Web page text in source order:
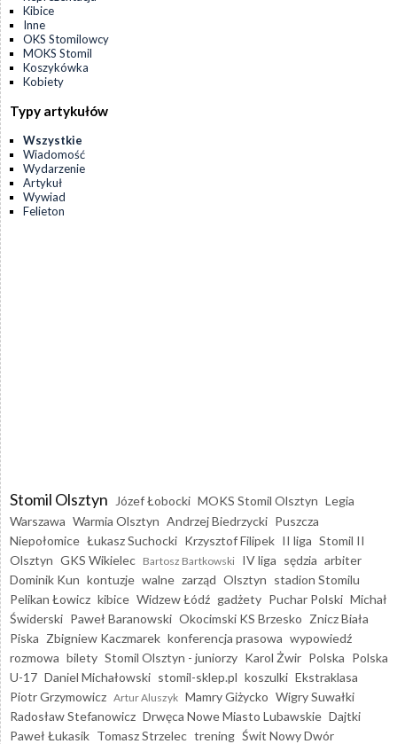
Kibice
Inne
OKS Stomilowcy
MOKS Stomil
Koszykówka
Kobiety
Typy artykułów
Wszystkie
Wiadomość
Wydarzenie
Artykuł
Wywiad
Felieton
Stomil Olsztyn Józef Łobocki MOKS Stomil Olsztyn Legia
Warszawa Warmia Olsztyn Andrzej Biedrzycki Puszcza
Niepołomice Łukasz Suchocki Krzysztof Filipek II liga Stomil II
Olsztyn GKS Wikielec Bartosz Bartkowski IV liga sędzia arbiter
Dominik Kun kontuzje walne zarząd Olsztyn stadion Stomilu
Pelikan Łowicz kibice Widzew Łódź gadżety Puchar Polski Michał
Świderski Paweł Baranowski Okocimski KS Brzesko Znicz Biała
Piska Zbigniew Kaczmarek konferencja prasowa wypowiedź
rozmowa bilety Stomil Olsztyn - juniorzy Karol Żwir Polska Polska
U-17 Daniel Michałowski stomil-sklep.pl koszulki Ekstraklasa
Piotr Grzymowicz Artur Aluszyk Mamry Giżycko Wigry Suwałki
Radosław Stefanowicz Drwęca Nowe Miasto Lubawskie Dajtki
Paweł Łukasik Tomasz Strzelec trening Świt Nowy Dwór